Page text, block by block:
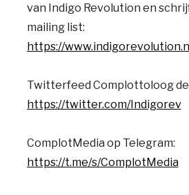
van Indigo Revolution en
mailing list:
https://
Twitterfeed Complottoloog
https://twitter.com/Indigorev
ComplotMedia op Telegram:
https://t.me/s/ComplotMedia